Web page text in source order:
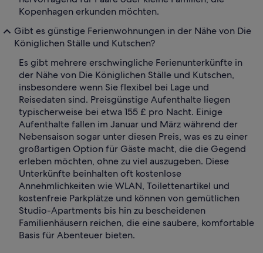
Kopenhagen erkunden möchten.
Gibt es günstige Ferienwohnungen in der Nähe von Die
Königlichen Ställe und Kutschen?
Es gibt mehrere erschwingliche Ferienunterkünfte in
der Nähe von Die Königlichen Ställe und Kutschen,
insbesondere wenn Sie flexibel bei Lage und
Reisedaten sind. Preisgünstige Aufenthalte liegen
typischerweise bei etwa 155 £ pro Nacht. Einige
Aufenthalte fallen im Januar und März während der
Nebensaison sogar unter diesen Preis, was es zu einer
großartigen Option für Gäste macht, die die Gegend
erleben möchten, ohne zu viel auszugeben. Diese
Unterkünfte beinhalten oft kostenlose
Annehmlichkeiten wie WLAN, Toilettenartikel und
kostenfreie Parkplätze und können von gemütlichen
Studio-Apartments bis hin zu bescheidenen
Familienhäusern reichen, die eine saubere, komfortable
Basis für Abenteuer bieten.